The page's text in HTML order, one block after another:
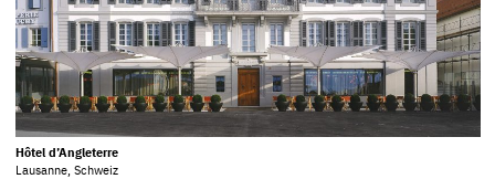
Hôtel d’Angleterre
Lausanne, Schweiz